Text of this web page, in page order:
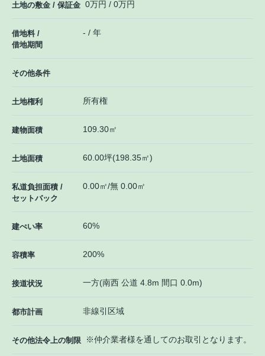
土地の敷金 / 保証金 0万円 / 0万円
借地料 /
借地期間
- / 年
その他条件
土地権利 所有権
建物面積 109.30㎡
土地面積 60.00坪(198.35㎡)
私道負担面積 /
セットバック
0.00㎡/無 0.00㎡
建ぺい率 60%
容積率 200%
接道状況 一方(南西 公道 4.8m 間口 0.0m)
都市計画 非線引区域
その他法令上の制限 ※仲介業者様を通してのお取引となります。